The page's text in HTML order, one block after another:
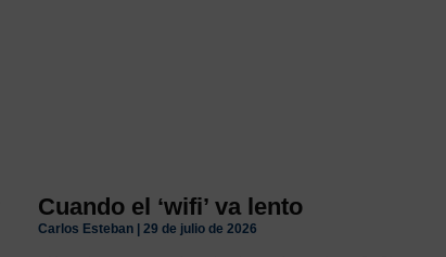
Cuando el ‘wifi’ va lento
Carlos Esteban 29 de julio de 2026